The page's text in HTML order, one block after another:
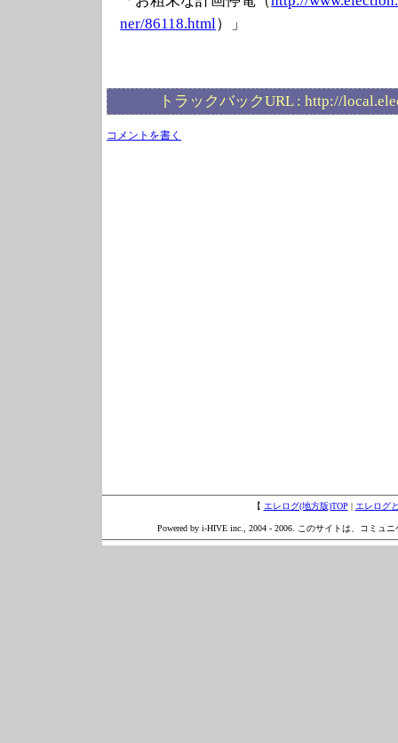
ner/86118.html）」
トラックバックURL : http://
コメントを書く
【 エレログ(地方版)TOP | エレログ
Powered by i-HIVE inc., 2004 - 2006. このサイトは、コミュ